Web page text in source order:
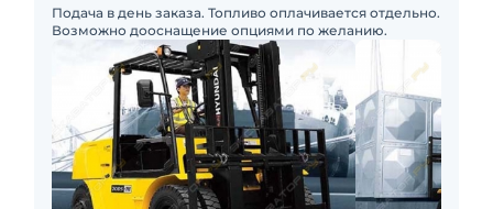
Подача в день заказа. Топливо оплачивается отдельно.
Возможно дооснащение опциями по желанию.